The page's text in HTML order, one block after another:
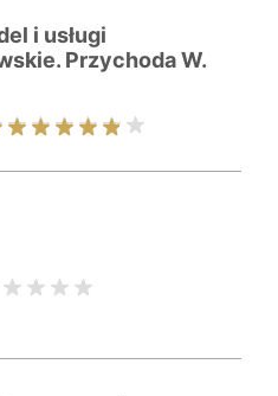
i usługi
Przychoda W.